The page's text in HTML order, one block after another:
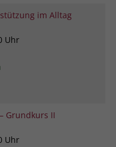
im Alltag
Uhr
Grundkurs II
Uhr